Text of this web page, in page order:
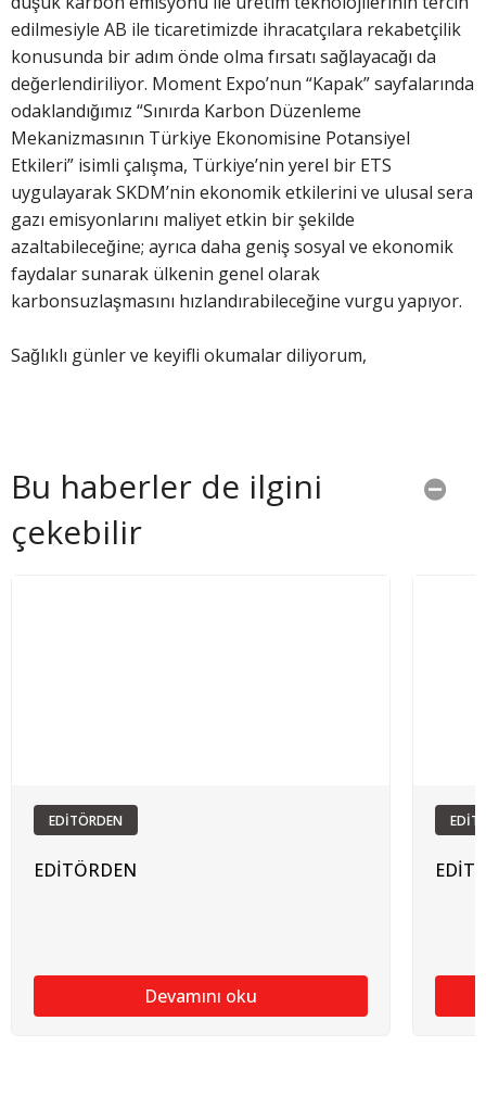
edilmesiyle AB ile ticaretimizde ihracatçılara rekabetçilik
konusunda bir adım önde olma fırsatı sağlayacağı da
değerlendiriliyor. Moment Expo’nun “Kapak” sayfalarında
odaklandığımız “Sınırda Karbon Düzenleme
Mekanizmasının Türkiye Ekonomisine Potansiyel
Etkileri” isimli çalışma, Türkiye’nin yerel bir ETS
uygulayarak SKDM’nin ekonomik etkilerini ve ulusal sera
gazı emisyonlarını maliyet etkin bir şekilde
azaltabileceğine; ayrıca daha geniş sosyal ve ekonomik
faydalar sunarak ülkenin genel olarak
karbonsuzlaşmasını hızlandırabileceğine vurgu yapıyor.
Sağlıklı günler ve keyifli okumalar diliyorum,
Bu haberler de ilgini
çekebilir
EDİTÖRDEN
EDİTÖRDEN
Devamını oku